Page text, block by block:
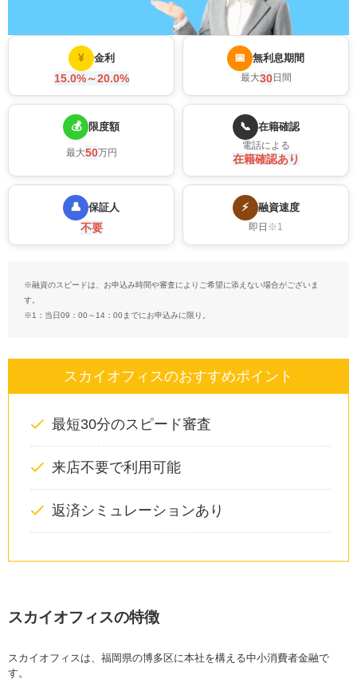
¥ 金利
15.0%～20.0%
📅 無利息期間
最大30日間
💰 限度額
最大50万円
📞 在籍確認
電話による
在籍確認あり
👤 保証人
不要
⚡ 融資速度
即日 ※1
※融資のスピードは、お申込み時間や審査によりご希望に添えない場合がございま
す。
※1：当日09：00～14：00までにお申込みに限り。
スカイオフィスのおすすめポイント
最短30分のスピード審査
来店不要で利用可能
返済シミュレーションあり
スカイオフィスの特徴
スカイオフィスは、福岡県の博多区に本社を構える中小消費者金融で
す。